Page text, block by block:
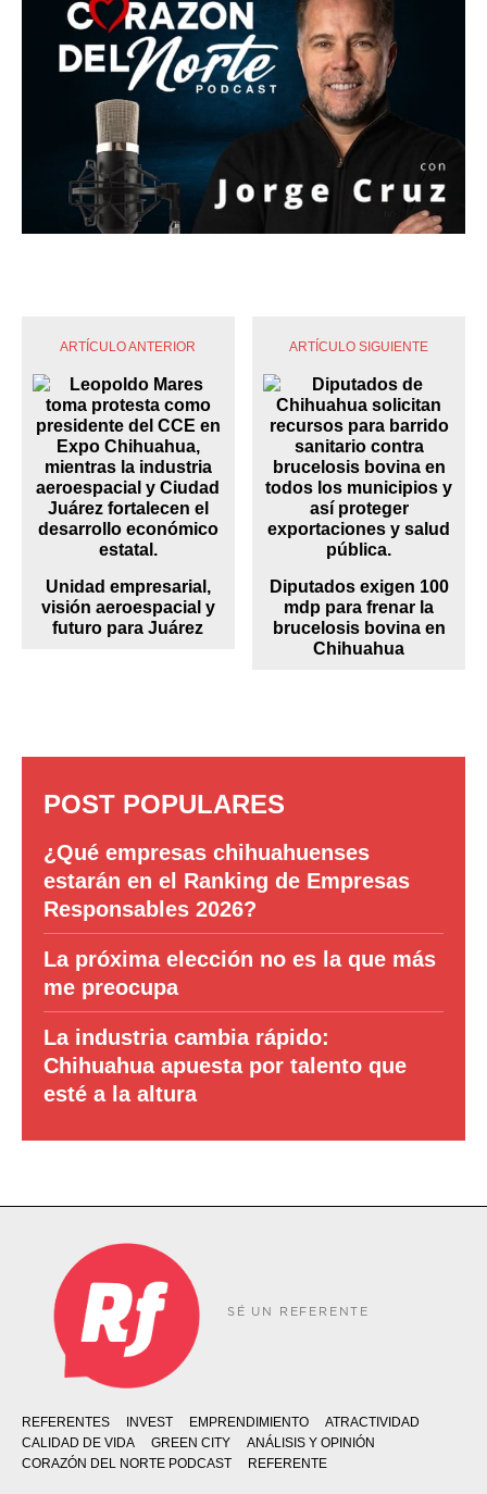
ARTÍCULO ANTERIOR
Unidad empresarial,
visión aeroespacial y
futuro para Juárez
ARTÍCULO SIGUIENTE
Diputados exigen 100
mdp para frenar la
brucelosis bovina en
Chihuahua
POST POPULARES
¿Qué empresas chihuahuenses
estarán en el Ranking de Empresas
Responsables 2026?
La próxima elección no es la que más
me preocupa
La industria cambia rápido:
Chihuahua apuesta por talento que
esté a la altura
SÉ UN REFERENTE
REFERENTES INVEST EMPRENDIMIENTO
ATRACTIVIDAD
CALIDAD DE VIDA
GREEN CITY
ANÁLISIS Y OPINIÓN
CORAZÓN DEL NORTE PODCAST
REFERENTE